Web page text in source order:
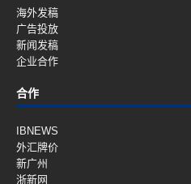
海外发稿
广告投放
新闻发稿
企业合作
合作
IBNEWS
外汇牌价
新广州
浙新网